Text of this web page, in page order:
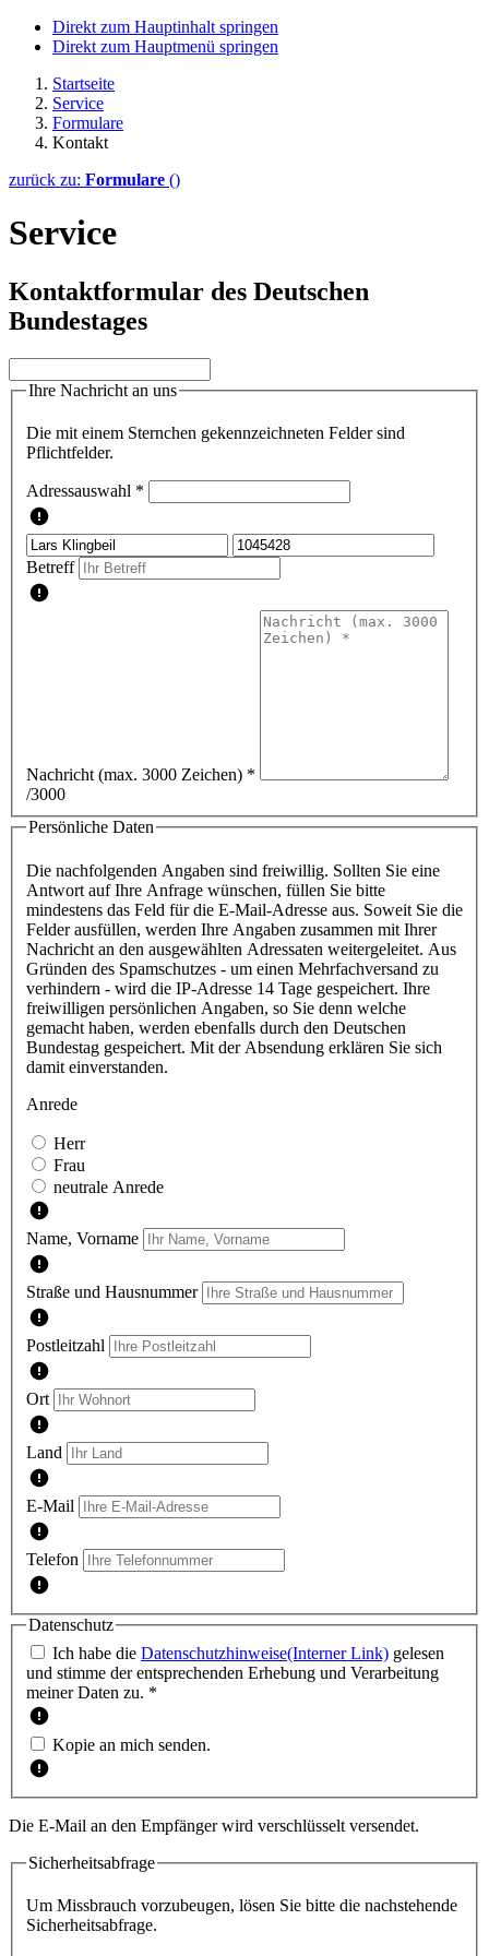
Direkt zum Hauptinhalt springen
Direkt zum Hauptmenü springen
Startseite
Service
Formulare
Kontakt
zurück zu: Formulare ()
Service
Kontaktformular des Deutschen
Bundestages
Ihre Nachricht an uns
Die mit einem Sternchen gekennzeichneten Felder sind
Pflichtfelder.
Adressauswahl *
Betreff
Nachricht (max. 3000 Zeichen) *
/3000
Persönliche Daten
Die nachfolgenden Angaben sind freiwillig. Sollten Sie eine
Antwort auf Ihre Anfrage wünschen, füllen Sie bitte
mindestens das Feld für die E-Mail-Adresse aus. Soweit Sie die
Felder ausfüllen, werden Ihre Angaben zusammen mit Ihrer
Nachricht an den ausgewählten Adressaten weitergeleitet. Aus
Gründen des Spamschutzes - um einen Mehrfachversand zu
verhindern - wird die IP-Adresse 14 Tage gespeichert. Ihre
freiwilligen persönlichen Angaben, so Sie denn welche
gemacht haben, werden ebenfalls durch den Deutschen
Bundestag gespeichert. Mit der Absendung erklären Sie sich
damit einverstanden.
Anrede
Herr
Frau
neutrale Anrede
Name, Vorname
Straße und Hausnummer
Postleitzahl
Ort
Land
E-Mail
Telefon
Datenschutz
Ich habe die Datenschutzhinweise(Interner Link) gelesen
und stimme der entsprechenden Erhebung und Verarbeitung
meiner Daten zu. *
Kopie an mich senden.
Die E-Mail an den Empfänger wird verschlüsselt versendet.
Sicherheitsabfrage
Um Missbrauch vorzubeugen, lösen Sie bitte die nachstehende
Sicherheitsabfrage.